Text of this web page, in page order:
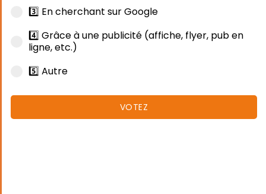
3️⃣ En cherchant sur Google
4️⃣ Grâce à une publicité (affiche, flyer, pub en
ligne, etc.)
5️⃣ Autre
VOTEZ